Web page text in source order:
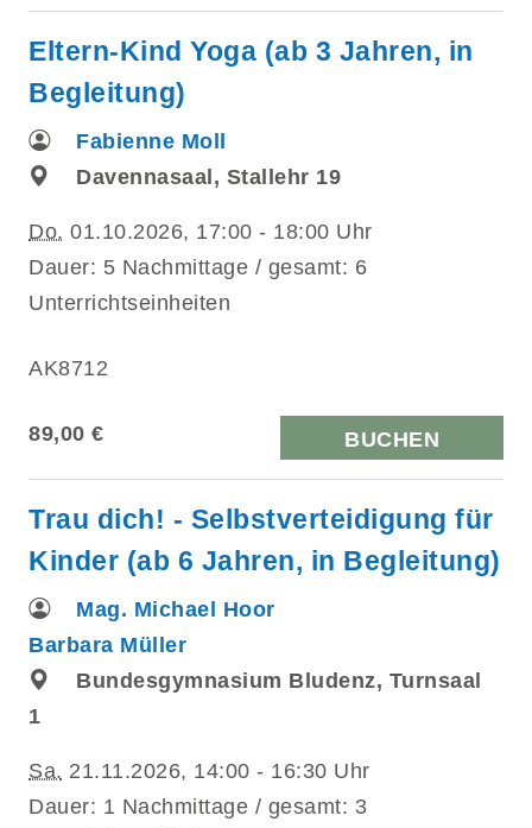
Eltern-Kind Yoga (ab 3 Jahren, in
Begleitung)
Fabienne Moll
Davennasaal, Stallehr 19
Do. 01.10.2026, 17:00 - 18:00 Uhr
Dauer: 5 Nachmittage / gesamt: 6
Unterrichtseinheiten
AK8712
89,00 € BUCHEN
Trau dich! - Selbstverteidigung für
Kinder (ab 6 Jahren, in Begleitung)
Mag. Michael Hoor
Barbara Müller
Bundesgymnasium Bludenz, Turnsaal
1
Sa. 21.11.2026, 14:00 - 16:30 Uhr
Dauer: 1 Nachmittage / gesamt: 3